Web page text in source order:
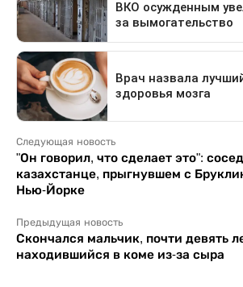
Следующая новость
"Он говорил, что сделает это":
казахстанце, прыгнувшем с
Нью-Йорке
Предыдущая новость
Скончался мальчик, почти девять
находившийся в коме из-за сыра